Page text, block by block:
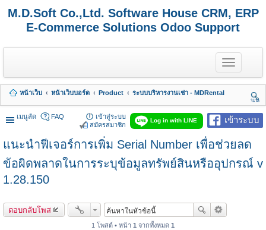
M.D.Soft Co.,Ltd. Software House CRM, ERP
E-Commerce Solutions Odoo Support
T
o
g
e
n
a
i
g
a
t
หน้าเว็บ หน้าเว็บบอร์ด Product
ระบบบริหารงานเช่า - MDRental
นห
า
เมนูลัด
เข้าระบบ
Log in with LINE
FAQ
เข้าสู่ระบบ
สมัครสมาชิก
แนะนำฟีเจอร์การเพิ่ม Serial Number เพื่อช่วยลด
ข้อผิดพลาดในการระบุข้อมูลทรัพย์สินหรืออุปกรณ์ v
1.28.150
ตอบกลับโพส
1 โพสต์ • หน้า 1 จากทั้งหมด 1